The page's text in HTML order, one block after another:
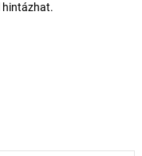
hintázhat.
70 cm
165 cm, mélység